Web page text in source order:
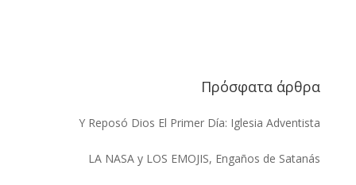
Πρόσφατα άρθρα
Y Reposó Dios El Primer Día: Iglesia Adventista
LA NASA y LOS EMOJIS, Engaños de Satanás